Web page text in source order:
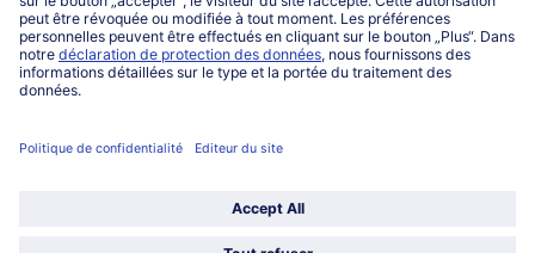
Service
Qui sommes-nous?